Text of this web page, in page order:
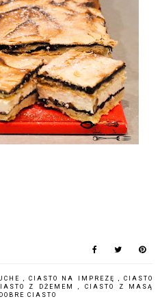
CIASTO NA IMPREZĘ
CIASTO
Z DŻEMEM
CIASTO Z MASĄ
CIASTO